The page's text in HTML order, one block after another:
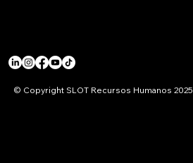
© Copyright SLOT Recursos Humanos 2025